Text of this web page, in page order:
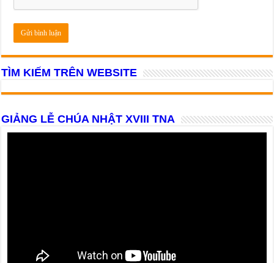
TÌM KIẾM TRÊN WEBSITE
GIẢNG LỄ CHÚA NHẬT XVIII TNA